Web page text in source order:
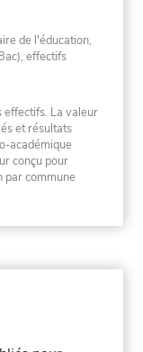
de l'éducation,
effectifs
effectifs. La valeur
et résultats
académique
conçu pour
par commune